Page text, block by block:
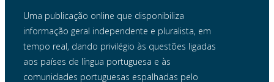
Uma publicação online que disponibiliza
informação geral independente e pluralista, em
tempo real, dando privilégio às questões ligadas
aos países de língua portuguesa e às
comunidades portuguesas espalhadas pelo